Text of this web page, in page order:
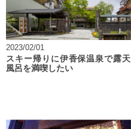
2023/02/01
スキー帰りに伊香保温泉で露天
風呂を満喫したい